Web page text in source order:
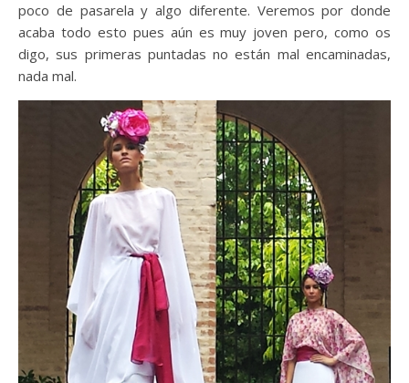
poco de pasarela y algo diferente. Veremos por donde
acaba todo esto pues aún es muy joven pero, como os
digo, sus primeras puntadas no están mal encaminadas,
nada mal.